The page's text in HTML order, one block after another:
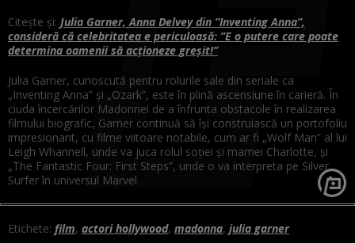
Citește și: Julia Garner, Anna Delvey din ”Inventing Anna”,
consideră că celebritatea e periculoasă: ”E o putere care poate
determina oamenii să acționeze greșit!”
Julia Garner, cunoscută pentru rolurile sale din seriale ca
„Inventing Anna” și „Ozark”, este în plină ascensiune în carieră. În
ciuda încercărilor Madonnei de a înfrunta obstacole în realizarea
filmului biografic, Garner continuă să își construiască un portofoliu
impresionant, cu filme viitoare notabile, cum ar fi „Wolf Man” al lui
Leigh Whannell, unde va juca rolul soției și mamei Charlotte, și
„The Fantastic Four: First Steps”, unde o va interpreta pe Silver
Surfer în universul Marvel.
Etichete: film, actori hollywood, madonna, julia garner